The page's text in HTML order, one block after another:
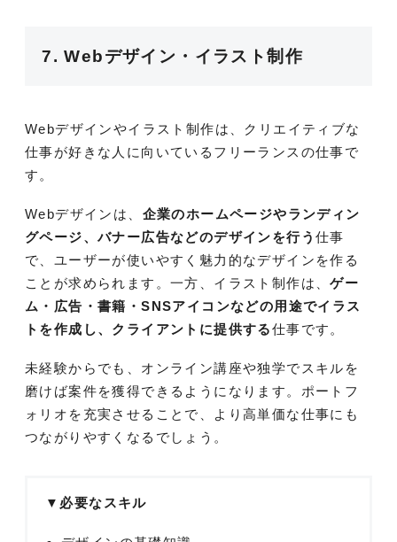
7. Webデザイン・イラスト制作
Webデザインやイラスト制作は、クリエイティブな
仕事が好きな人に向いているフリーランスの仕事で
す。
Webデザインは、 企業のホームページやランディン
グページ、バナー広告などのデザインを行う 仕事
で、ユーザーが使いやすく魅力的なデザインを作る
ことが求められます。一方、イラスト制作は、ゲー
ム・広告・書籍・SNSアイコンなどの用途でイラス
トを作成し、クライアントに提供する仕事です。
未経験からでも、オンライン講座や独学でスキルを
磨けば案件を獲得できるようになります。ポートフ
ォリオを充実させることで、より高単価な仕事にも
つながりやすくなるでしょう。
▼必要なスキル